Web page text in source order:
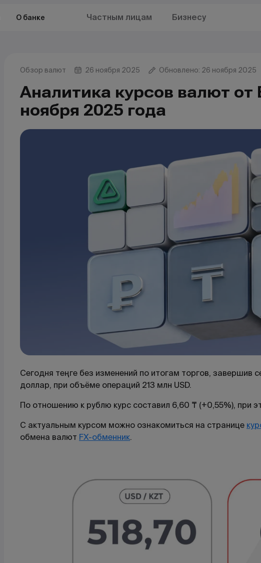
О банке Частным лицам Бизнесу
Обзор валют 26 ноября 2025 Обновлено: 26 ноября 2025
Аналитика курсов валют от
ноября 2025 года
Сегодня теңге без изменений по итогам торгов, завершив
доллар, при объёме операций 213 млн USD.
По отношению к рублю курс составил 6,60 ₸ (+0,55%), при
С актуальным курсом можно ознакомиться на странице
обмена валют FX-обменник.